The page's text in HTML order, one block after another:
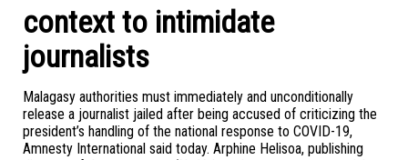
context to intimidate
journalists
Malagasy authorities must immediately and unconditionally
release a journalist jailed after being accused of criticizing the
president’s handling of the national response to COVID-19,
Amnesty International said today. Arphine Helisoa, publishing